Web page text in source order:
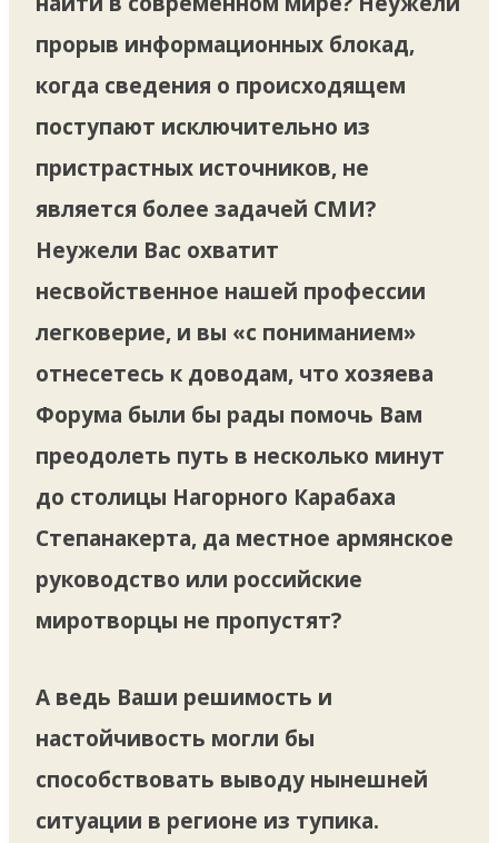
прорыв информационных блокад,
когда сведения о происходящем
поступают исключительно из
пристрастных источников, не
является более задачей СМИ?
Неужели Вас охватит
несвойственное нашей профессии
легковерие, и вы «с пониманием»
отнесетесь к доводам, что хозяева
Форума были бы рады помочь Вам
преодолеть путь в несколько минут
до столицы Нагорного Карабаха
Степанакерта, да местное армянское
руководство или российские
миротворцы не пропустят?
А ведь Ваши решимость и
настойчивость могли бы
способствовать выводу нынешней
ситуации в регионе из тупика.